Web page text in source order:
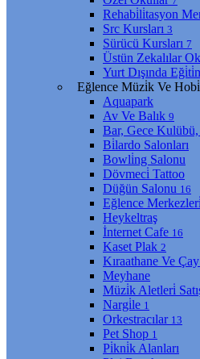
Rehabi̇li̇tasyon
Src Kursları 3
Sürücü Kursları 7
Üstün Zekalılar
Yurt Dışında
Eğlence Müzi̇k Ve Hobi̇
Aquapark
Av Ve Balık 9
Bar, Gece
Bi̇lardo Salonları
Bowli̇ng Salonu
Dövmeci̇ Tattoo
Düğün Salonu 16
Eğlence Merkezleri̇
Heykeltraş
İnternet Cafe 16
Kaset Plak 2
Kıraathane Ve
Meyhane
Müzi̇k Aletleri̇
Nargi̇le 1
Orkestracılar 13
Pet Shop 1
Pi̇kni̇k Alanları